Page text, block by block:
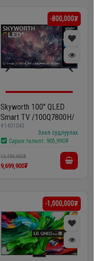
-800,000₮
Skyworth 100'' QLED
Smart TV /100Q7800H/
#1401043
Зээл судлуулах
Сарын төлөлт: 905,990₮
10,499,900₮
9,699,900₮
-1,000,000₮